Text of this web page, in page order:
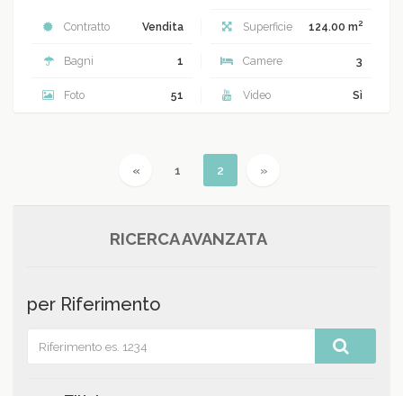
Contratto Vendita Superficie 124.00 m2
Bagni 1 Camere 3
Foto 51 Video Sì
« Previous
1 2 (current)
»
RICERCA AVANZATA
per Riferimento